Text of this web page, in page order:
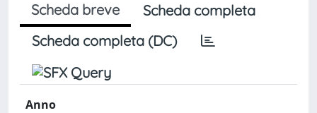
Scheda breve
Scheda completa
Scheda completa (DC)
Anno